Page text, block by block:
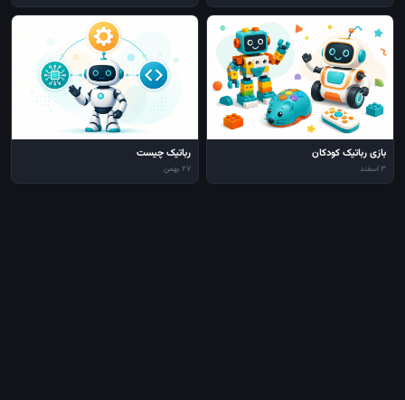
بازی رباتیک کودکان
3 اسفند
رباتیک چیست
27 بهمن